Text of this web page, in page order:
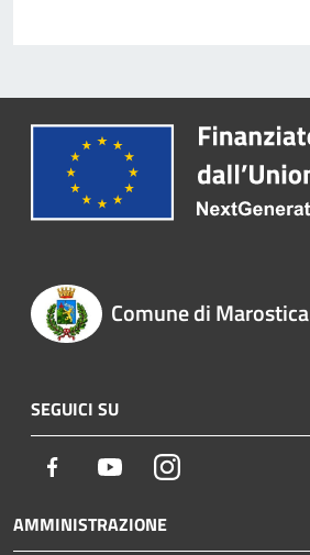
Comune di Marostica
SEGUICI SU
Facebook YoutubeInstagram
AMMINISTRAZIONE